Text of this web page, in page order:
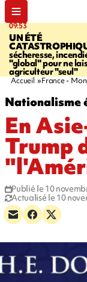
09:53
UN ÉTÉ
sécheresse,
"global" pour ne
agriculteur "seul"
Accueil France -
Nationalisme
En
Trump
Publié le 10
Actualisé le 10